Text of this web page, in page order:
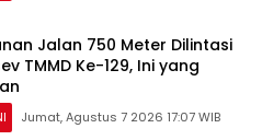
Jalan 750 Meter Dilintasi
TMMD Ke-129, Ini yang
Jumat, Agustus 7 2026 17:07 WIB